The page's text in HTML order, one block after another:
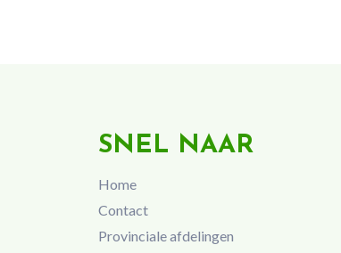
SNEL NAAR
Home
Contact
Provinciale afdelingen